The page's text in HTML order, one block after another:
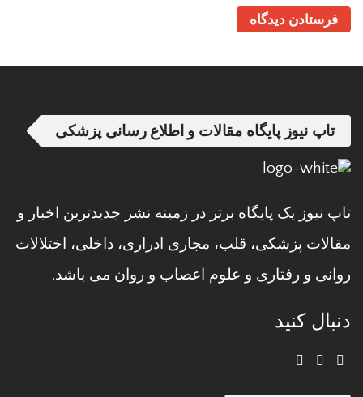
تاپ نیوز پایگاه مقالات و اطلاع رسانی پزشکی
تاپ نیوز یک پایگاه برتر در زمینه نشر جدیدترین اخبار و
مقالات پزشکی، قلب، مجاری ادراری، داخلی، اختلالات
روانی و رفتاری و علوم اعصاب و روان می باشد.
دنبال کنید